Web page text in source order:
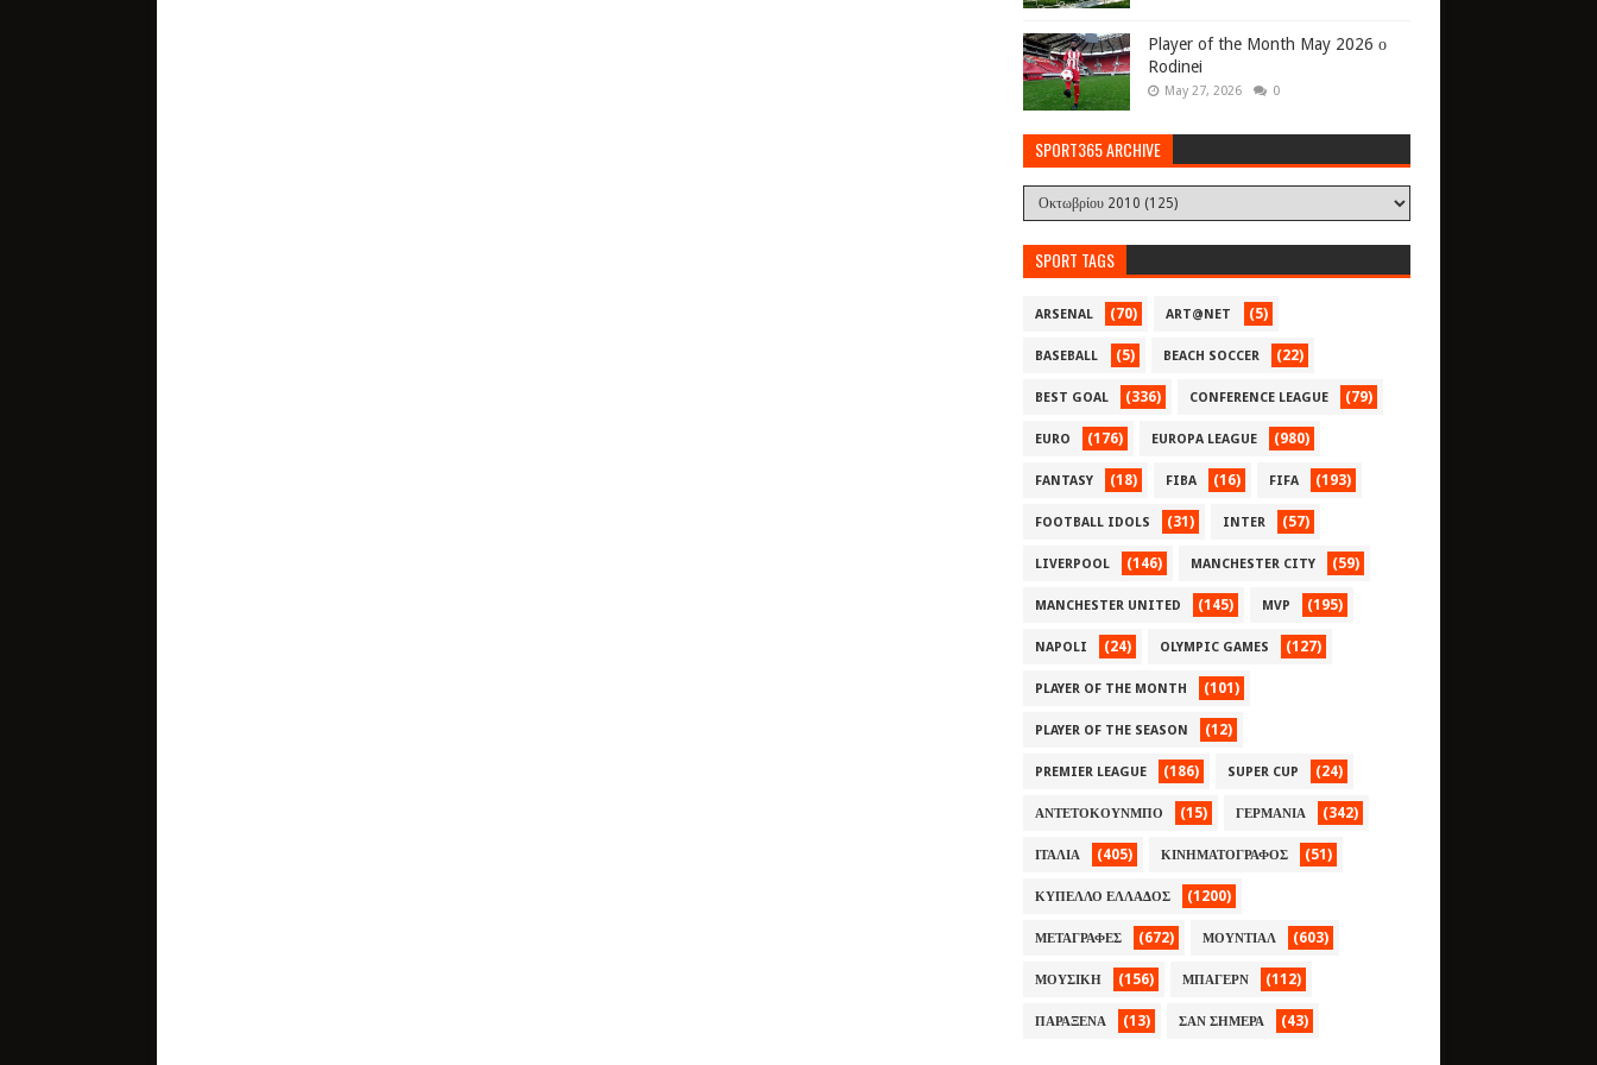
Player of the Month May 2026 ο
Rodinei
May 27, 2026 0
SPORT365 ARCHIVE
SPORT TAGS
ARSENAL (70) ART@NET (5)
BASEBALL (5) BEACH SOCCER (22)
BEST GOAL (336) CONFERENCE LEAGUE (79)
EURO (176) EUROPA LEAGUE (980)
FANTASY (18) FIBA (16) FIFA (193)
FOOTBALL IDOLS (31) INTER (57)
LIVERPOOL (146) MANCHESTER CITY (59)
MANCHESTER UNITED (145) MVP (195)
NAPOLI (24) OLYMPIC GAMES (127)
PLAYER OF THE MONTH (101)
PLAYER OF THE SEASON (12)
PREMIER LEAGUE (186) SUPER CUP (24)
ΑΝΤΕΤΟΚΟΥΝΜΠΟ (15) ΓΕΡΜΑΝΙΑ (342)
ΙΤΑΛΙΑ (405) ΚΙΝΗΜΑΤΟΓΡΑΦΟΣ (51)
ΚΥΠΕΛΛΟ ΕΛΛΑΔΟΣ (1200)
ΜΕΤΑΓΡΑΦΕΣ (672) ΜΟΥΝΤΙΑΛ (603)
ΜΟΥΣΙΚΗ (156) ΜΠΑΓΕΡΝ (112)
ΠΑΡΑΞΕΝΑ (13) ΣΑΝ ΣΗΜΕΡΑ (43)